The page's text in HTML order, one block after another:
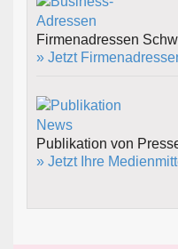
Firmenadressen
» Jetzt
Publikation von
» Jetzt Ihre